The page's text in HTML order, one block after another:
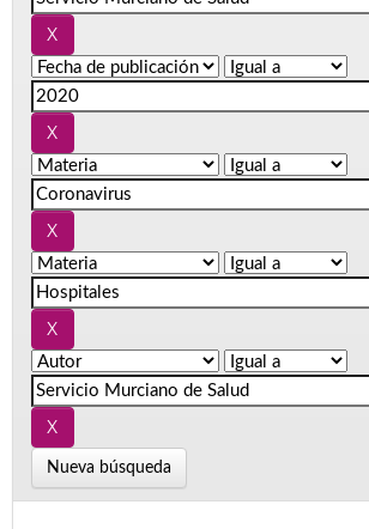
Nueva búsqueda